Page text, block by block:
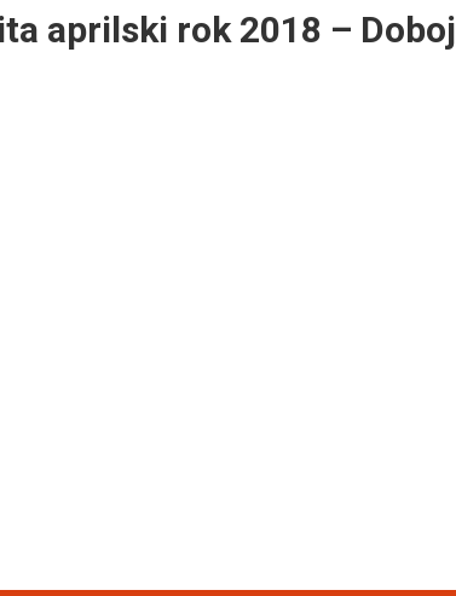
aprilski rok 2018 – Doboj